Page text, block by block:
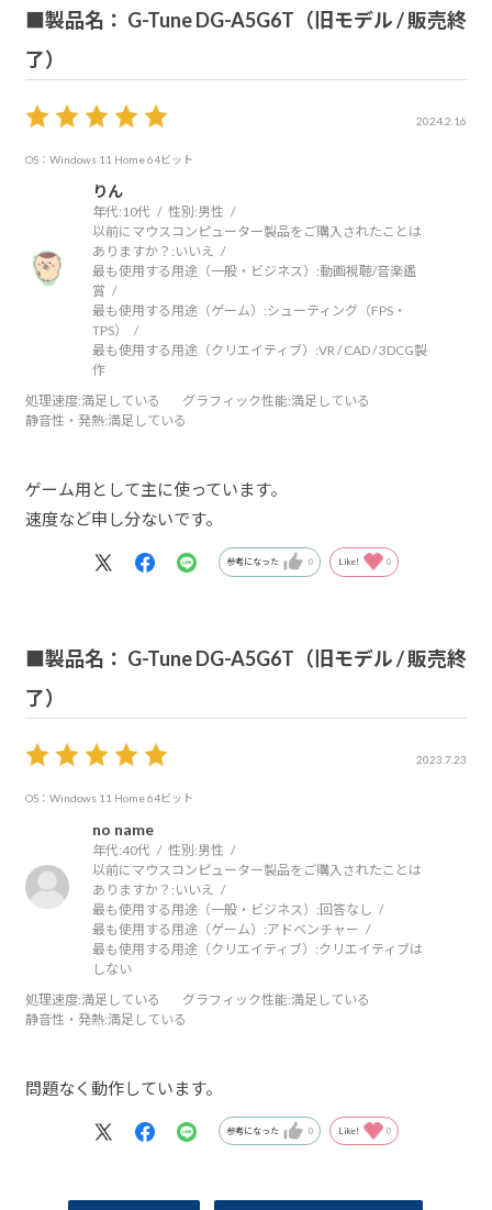
性能、コンパクト性、カスタマイズ性、梱包の観点でマウ
す。
■製品名： G-Tune DG-A5G6T（旧モデル / 販売終
了）
2024.2.16
OS：Windows 11 Home 64ビット
りん
年代: 10代 性別:男性
以前にマウスコンピューター製品をご購入されたことは
ありますか？: いいえ
最も使用する用途（一般・ビジネス）:動画視聴/音楽鑑
賞
最も使用する用途（ゲーム）:シューティング（FPS・
TPS）
最も使用する用途（クリエイティブ）:VR / CAD / 3DCG製
作
処理速度:満足している グラフィック性能:満足している
静音性・発熱:満足している
ゲーム用として主に使っています。
速度など申し分ないです。
参考になった 0 Like! 0
■製品名： G-Tune DG-A5G6T（旧モデル / 販売終
了）
2023.7.23
OS：Windows 11 Home 64ビット
no name
年代:40代 性別:男性
以前にマウスコンピューター製品をご購入されたことは
ありますか？: いいえ
最も使用する用途（一般・ビジネス）:回答なし
最も使用する用途（ゲーム）:アドベンチャー
最も使用する用途（クリエイティブ）:クリエイティブは
しない
処理速度:満足している グラフィック性能:満足している
静音性・発熱:満足している
問題なく動作しています。
参考になった 0 Like! 0